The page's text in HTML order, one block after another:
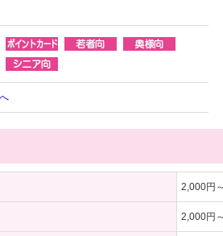
2,000円
2,000円